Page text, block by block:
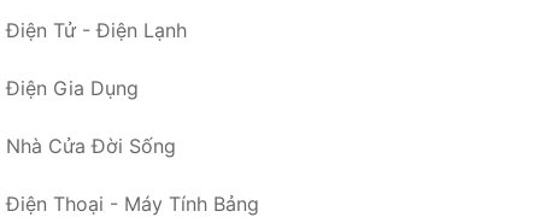
Điện Tử - Điện Lạnh
Điện Gia Dụng
Nhà Cửa Đời Sống
Điện Thoại - Máy Tính Bảng